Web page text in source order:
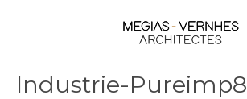
Industrie-Pureimp8